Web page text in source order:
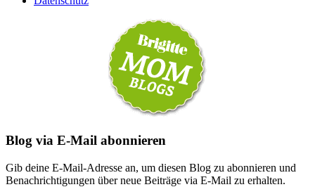
Blog via E-Mail abonnieren
Gib deine E-Mail-Adresse an, um diesen Blog zu abonnieren und
Benachrichtigungen über neue Beiträge via E-Mail zu erhalten.